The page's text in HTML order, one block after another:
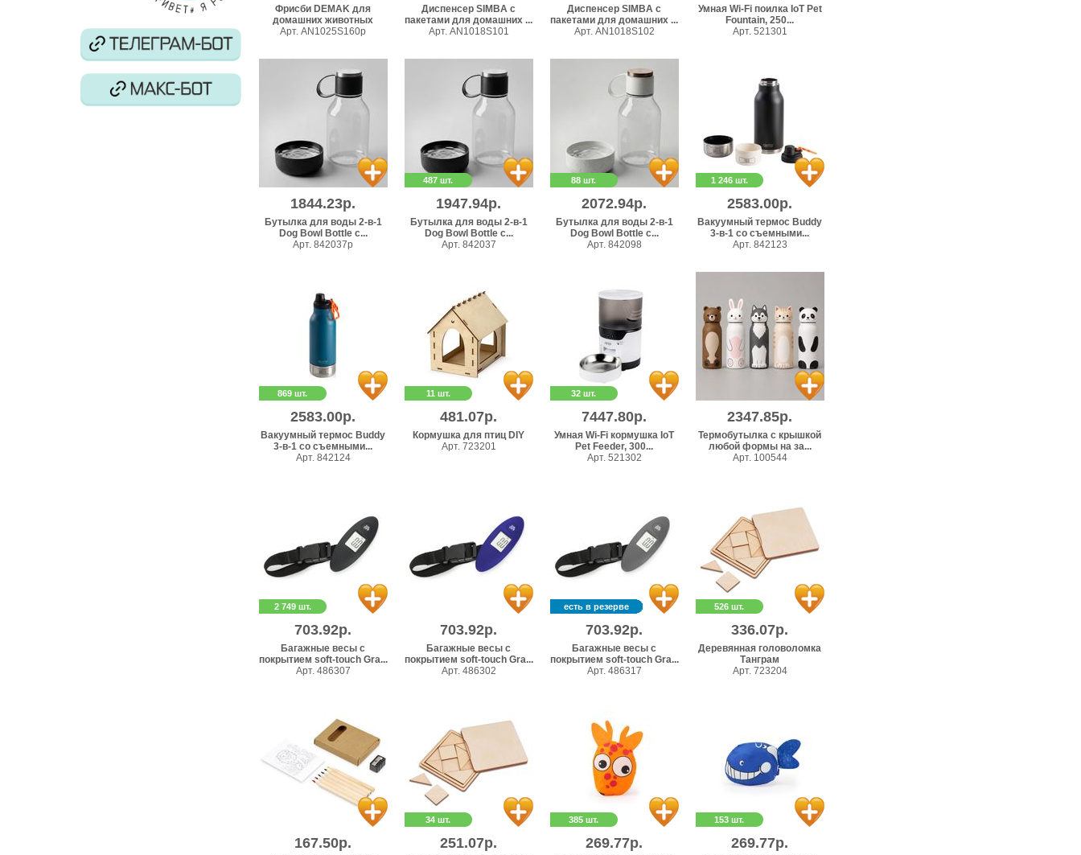
Фрисби DEMAK для
домашних животных
Арт. AN1025S160p
Диспенсер SIMBA с
пакетами для домашних ...
Арт. AN1018S101
Диспенсер SIMBA с
пакетами для домашних ...
Арт. AN1018S102
Умная Wi-Fi поилка IoT Pet
Fountain, 250...
Арт. 521301
1844.23р.
Бутылка для воды 2-в-1
Dog Bowl Bottle с...
Арт. 842037p
487 шт.
1947.94р.
Бутылка для воды 2-в-1
Dog Bowl Bottle с...
Арт. 842037
88 шт.
2072.94р.
Бутылка для воды 2-в-1
Dog Bowl Bottle с...
Арт. 842098
1 246 шт.
2583.00р.
Вакуумный термос Buddy
3-в-1 со съемными...
Арт. 842123
869 шт.
2583.00р.
Вакуумный термос Buddy
3-в-1 со съемными...
Арт. 842124
11 шт.
481.07р.
Кормушка для птиц DIY
Арт. 723201
32 шт.
7447.80р.
Умная Wi-Fi кормушка IoT
Pet Feeder, 300...
Арт. 521302
2347.85р.
Термобутылка с крышкой
любой формы на за...
Арт. 100544
2 749 шт.
703.92р.
Багажные весы с
покрытием soft-touch Gra...
Арт. 486307
703.92р.
Багажные весы с
покрытием soft-touch Gra...
Арт. 486302
есть в резерве
703.92р.
Багажные весы с
покрытием soft-touch Gra...
Арт. 486317
526 шт.
336.07р.
Деревянная головоломка
Танграм
Арт. 723204
167.50р.
34 шт.
251.07р.
385 шт.
269.77р.
153 шт.
269.77р.